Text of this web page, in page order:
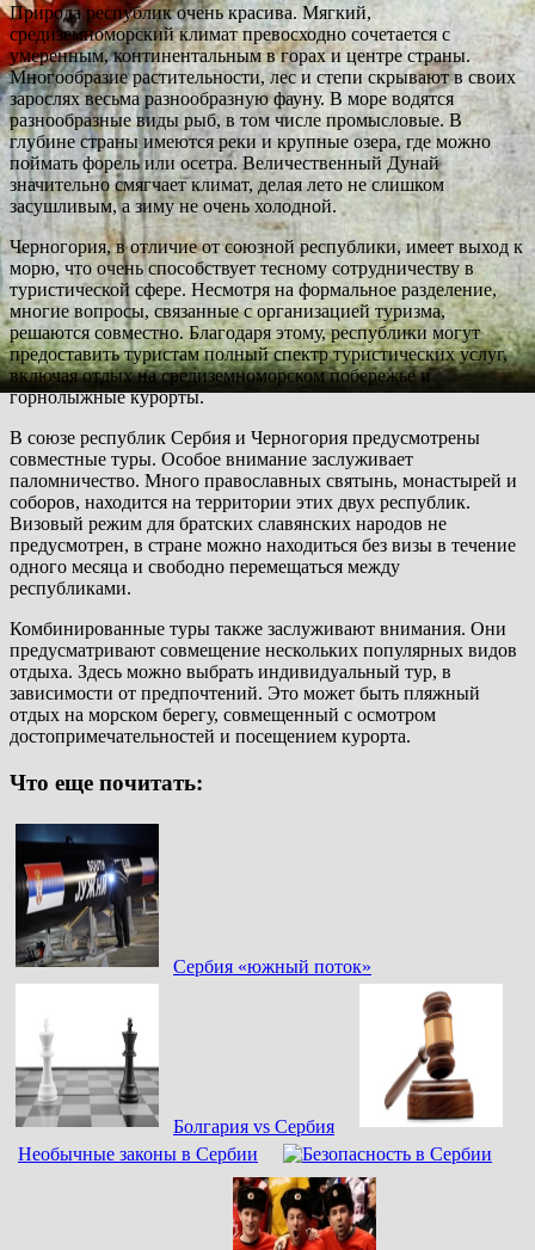
Природа республик очень красива. Мягкий,
средиземноморский климат превосходно сочетается с
умеренным, континентальным в горах и центре страны.
Многообразие растительности, лес и степи скрывают в своих
зарослях весьма разнообразную фауну. В море водятся
разнообразные виды рыб, в том числе промысловые. В
глубине страны имеются реки и крупные озера, где можно
поймать форель или осетра. Величественный Дунай
значительно смягчает климат, делая лето не слишком
засушливым, а зиму не очень холодной.
Черногория, в отличие от союзной республики, имеет выход к
морю, что очень способствует тесному сотрудничеству в
туристической сфере. Несмотря на формальное разделение,
многие вопросы, связанные с организацией туризма,
решаются совместно. Благодаря этому, республики могут
предоставить туристам полный спектр туристических услуг,
включая отдых на средиземноморском побережье и
горнолыжные курорты.
В союзе республик Сербия и Черногория предусмотрены
совместные туры. Особое внимание заслуживает
паломничество. Много православных святынь, монастырей и
соборов, находится на территории этих двух республик.
Визовый режим для братских славянских народов не
предусмотрен, в стране можно находиться без визы в течение
одного месяца и свободно перемещаться между
республиками.
Комбинированные туры также заслуживают внимания. Они
предусматривают совмещение нескольких популярных видов
отдыха. Здесь можно выбрать индивидуальный тур, в
зависимости от предпочтений. Это может быть пляжный
отдых на морском берегу, совмещенный с осмотром
достопримечательностей и посещением курорта.
Что еще почитать:
Сербия «южный поток»
Болгария vs Сербия
Необычные законы в Сербии